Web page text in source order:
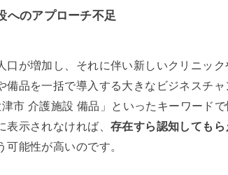
へのアプローチ不足
が増加し、それに伴い新しいクリニッ
品を一括で導入する大きなビジネスチ
市 介護施設 備品」といったキーワード
示されなければ、 存在すら認知してもら
能性が高いのです。